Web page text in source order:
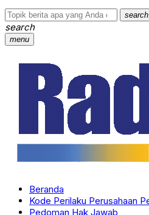
search
search
menu
Beranda
Kode Perilaku Perusahaan
Pedoman Hak Jawab